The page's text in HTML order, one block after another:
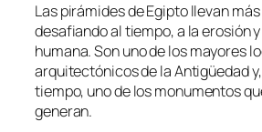
Las pirámides de Egipto llevan
desafiando al tiempo, a la erosión
humana. Son uno de los mayores
arquitectónicos de la Antigüedad
tiempo, uno de los monumentos
generan.